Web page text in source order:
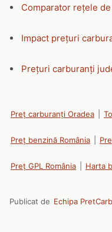
Comparator rețele
Impact prețuri
Prețuri carburanți
Preț carburanți Oradea
Preț benzină România
Preț GPL România Harta
Publicat de Echipa